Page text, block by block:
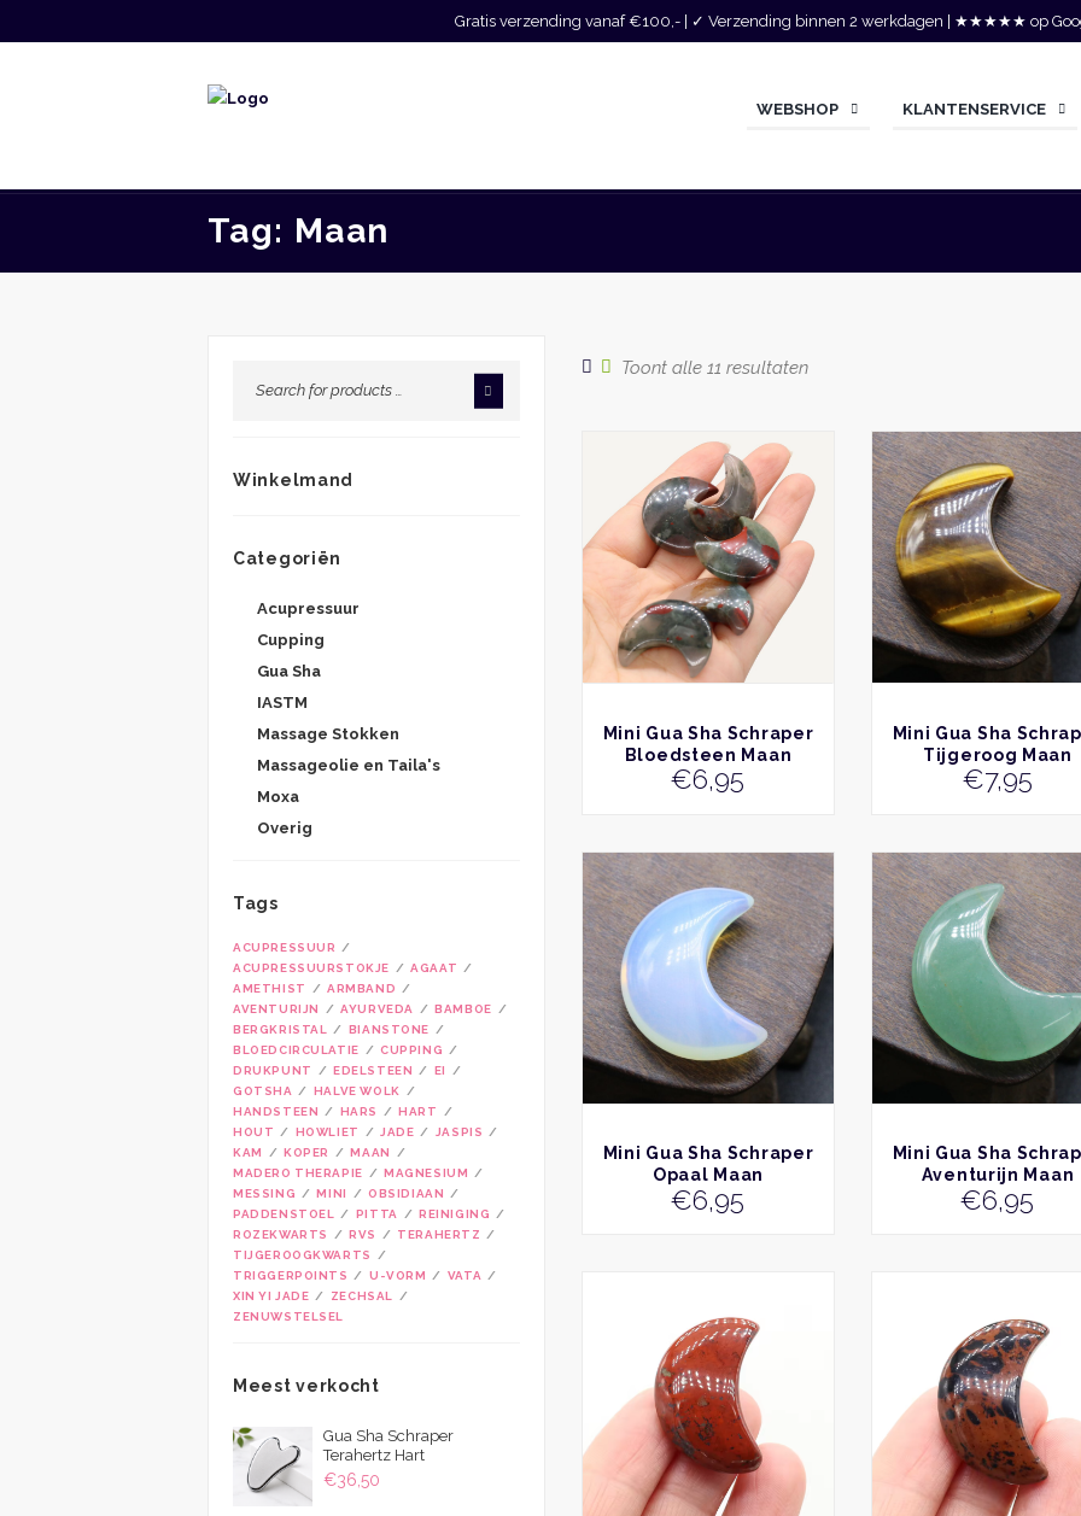
Gratis verzending vanaf €100,- | ✓ Verzending binnen 2 werkdagen | ★★★★★ op
WEBSHOP KLANTENSERVICE
Tag: Maan
Toont alle 11 resultatenGesorteerd
BEKIJK
Mini Gua Sha Schraper
Bloedsteen Maan
€6,95
BEKIJK
Mini Gua Sha
Tijgeroog Maan
€7,95
BEKIJK
Mini Gua Sha Schraper
Opaal Maan
€6,95
BEKIJK
Mini Gua Sha
Aventurijn Maan
€6,95
Winkelmand
Categoriën
Acupressuur
Cupping
Gua Sha
IASTM
Massage Stokken
Massageolie en Taila's
Moxa
Overig
Tags
ACUPRESSUUR
ACUPRESSUURSTOKJE
AGAAT
AMETHIST
ARMBAND
AVENTURIJN
AYURVEDA
BAMBOE
BERGKRISTAL
BIANSTONE
BLOEDCIRCULATIE
CUPPING
DRUKPUNT
EDELSTEEN
EI
GOTSHA
HALVE WOLK
HANDSTEEN
HARS
HART
HOUT
HOWLIET JADE
JASPIS
KAM
KOPER
MAAN
MADERO THERAPIE
MAGNESIUM
MESSING
MINI
OBSIDIAAN
PADDENSTOEL
PITTA
REINIGING
ROZEKWARTS
RVS
TERAHERTZ
TIJGEROOGKWARTS
TRIGGERPOINTS
U-VORM
VATA
XIN YI JADE
ZECHSAL
ZENUWSTELSEL
Meest verkocht
Gua Sha Schraper
Terahertz Hart
€36,50